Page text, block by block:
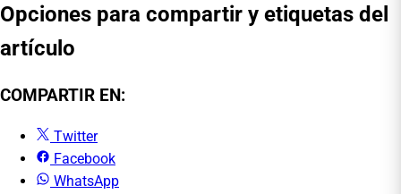
Opciones para compartir y etiquetas del
artículo
COMPARTIR EN:
Twitter
Facebook
WhatsApp